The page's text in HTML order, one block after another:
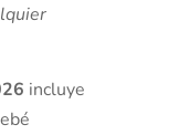
incluye